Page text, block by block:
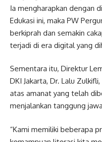
Ia mengharapkan dengan
Edukasi ini, maka PW
berkiprah dan semakin
terjadi di era digital yang
Sementara itu, Direktur
DKI Jakarta, Dr. Lalu
atas amanat yang telah
menjalankan tanggung
“Kami memiliki beberapa